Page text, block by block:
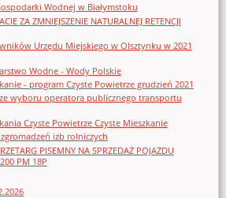
Wodnej w Białymstoku
ZA ZMNIEJSZENIE NATURALNEJ RETENCJI
Urzędu Miejskiego w Olsztynku w 2021
Wodne - Wody Polskie
- program Czyste Powietrze grudzień 2021
wyboru operatora publicznego transportu
Czyste Powietrze Czyste Mieszkanie
izb rolniczych
PISEMNY NA SPRZEDAŻ POJAZDU
PM 18P